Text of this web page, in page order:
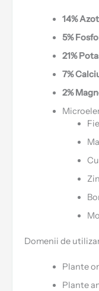
14%
5%
21%
7%
2%
Domenii de
Plante
Plante